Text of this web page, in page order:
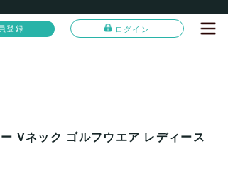
登録 ログイン
Vネック ゴルフウエア レディース